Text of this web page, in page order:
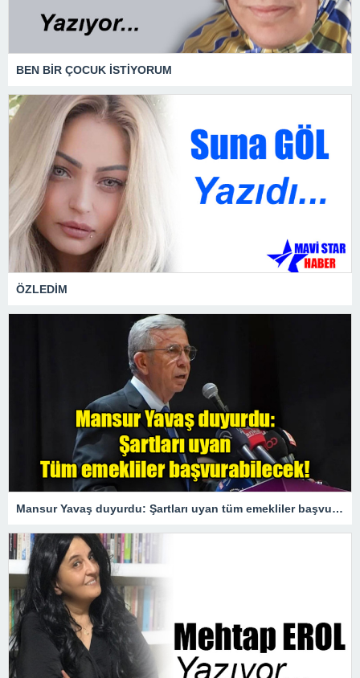
BEN BİR ÇOCUK İSTİYORUM
ÖZLEDİM
Mansur Yavaş duyurdu: Şartları uyan tüm emekliler başvurabilecek